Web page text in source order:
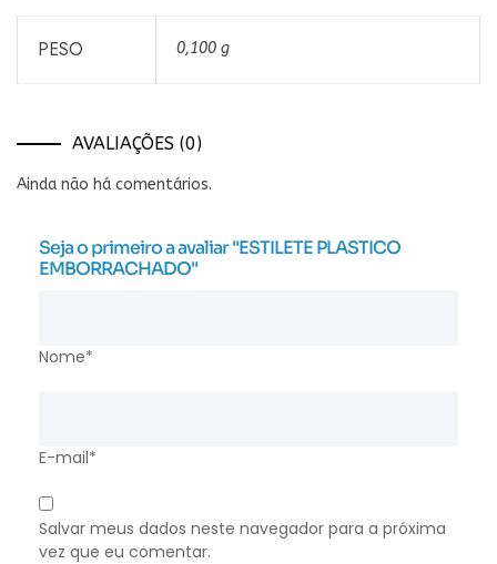
PESO 0,100 g
AVALIAÇÕES (0)
Ainda não há comentários.
Seja o primeiro a avaliar "ESTILETE PLASTICO
EMBORRACHADO"
Nome*
E-mail*
Salvar meus dados neste navegador para a próxima
vez que eu comentar.